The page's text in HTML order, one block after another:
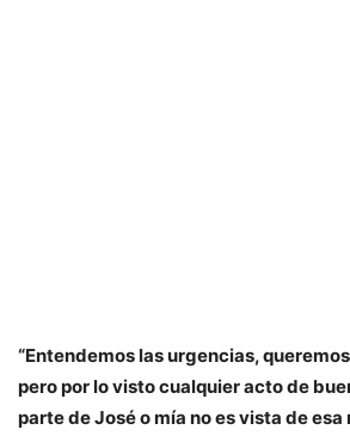
“Entendemos las urgencias,
pero por lo visto cualquier acto de
parte de José o mía no es vista de esa